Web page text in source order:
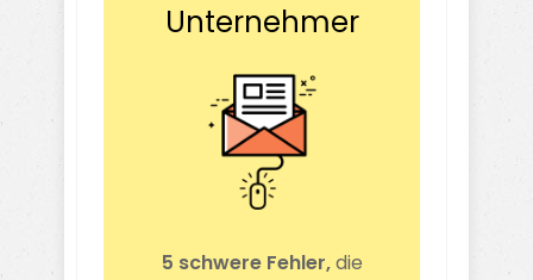
Unternehmer
5 schwere Fehler,die